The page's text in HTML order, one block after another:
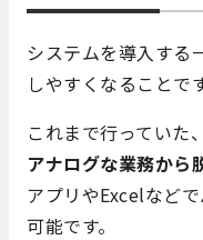
システムを導入する
しやすくなることです
これまで行っていた
アナログな業務から
アプリやExcelなど
可能です。